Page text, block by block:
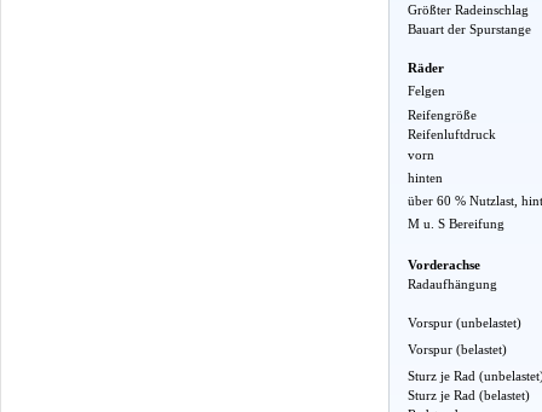
Größter Radeinschlag
Bauart der Spurstange
Räder
Felgen
Reifengröße
Reifenluftdruck
vorn
hinten
über 60 % Nutzlast,
M u. S Bereifung
Vorderachse
Radaufhängung
Vorspur (unbelastet)
Vorspur (belastet)
Sturz je Rad
Sturz je Rad (belastet)